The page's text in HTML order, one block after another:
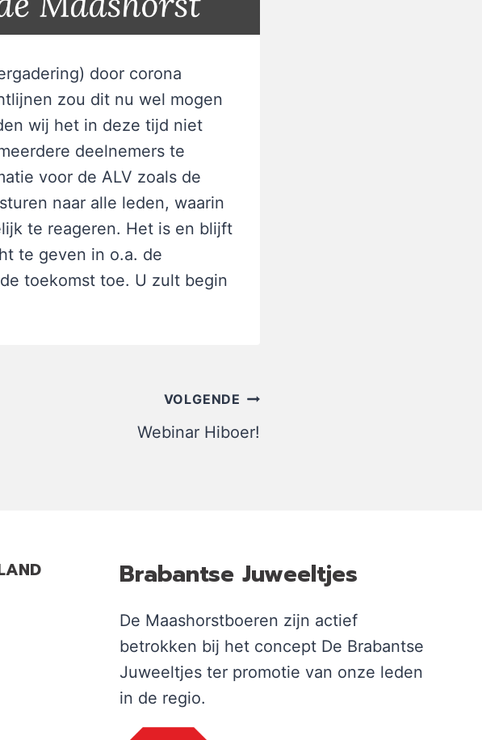
door corona
zou dit nu wel mogen
wij het in deze tijd niet
deelnemers te
voor de ALV zoals de
naar alle leden, waarin
te reageren. Het is en blijft
te geven in o.a. de
toekomst toe. U zult begin
VOLGENDE
Webinar Hiboer!
Brabantse Juweeltjes
De Maashorstboeren zijn actief
betrokken bij het concept De Brabantse
Juweeltjes ter promotie van onze leden
in de regio.